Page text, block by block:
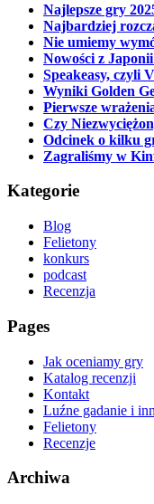
Najlepsze gry
Najbardziej
Nie umiemy
Nowości z
Speakeasy, czyli
Wyniki Golden
Pierwsze
Czy
Odcinek o kilku
Zagraliśmy w
Kategorie
Blog
Felietony
konkurs
podcast
Recenzja
Pages
Jak oceniamy gry
Katalog recenzji
Kontakt
Luźne gadanie i
Felietony
Recenzje
Archiwa